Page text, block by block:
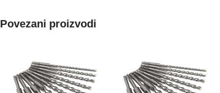
Povezani proizvodi